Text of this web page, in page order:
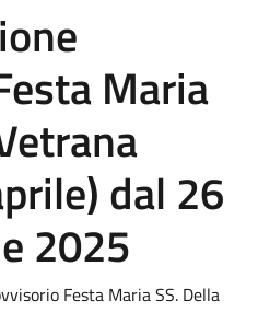
Maria
dal 26
2025
Festa Maria SS. Della